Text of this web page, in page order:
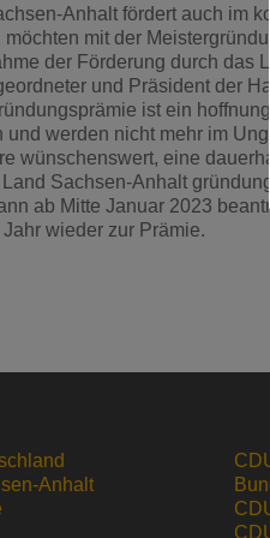
Anhalt fördert auch im
mit der
der Förderung durch das
und Präsident der
ist ein
und werden nicht mehr im
wünschenswert, eine
Sachsen-Anhalt
ab Mitte Januar 2023
wieder zur Prämie.
Anhalt